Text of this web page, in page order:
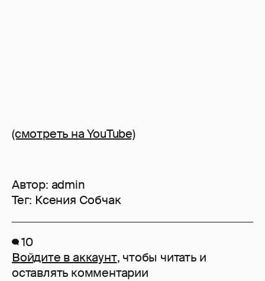
(смотреть на YouTube)
Автор: admin
Тег: Ксения Собчак
10
Войдите в аккаунт, чтобы читать и
оставлять комментарии